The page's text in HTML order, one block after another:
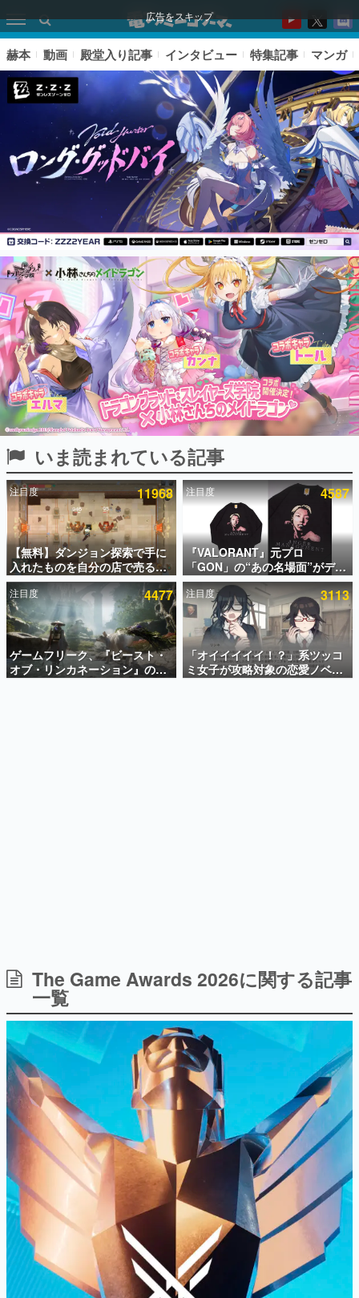
広告をスキップ
ピックアップ
電ファミのいま読まれている記事ランキング
アプリセール情報
インタビュー
連載・特集一覧
殿堂入り記事
SNS拡散数が数千以上！ ページビュー数万以上！ などな
ど。多くの人々に読まれた、電ファミ渾身の“殿堂入り”記
事をまとめました。
ゲームの企画書
名作ゲームクリエイターの方々に製作時のエピソードをお
聞きし、ヒットする企画（ゲーム）とは何か？を探ってい
きます。
赫本
この物語を解いてはいけない。『赫本』は、〈試験問題〉
の形をした短編ホラー小説集です。
新世代に訊く
これからのデジタルゲーム市場を担う若きクリエイター達
の姿を追い、彼らのルーツと情熱を探っていきます。
「経験値」「裏技」「ラスボス」… ゲームにまつわる言葉
の起源や用法の変遷を、コンピューター文化史研究家・タ
カテゴリ
特集記事
マンガ
女性向け
アプリレビュー
その他
電ファミニコゲーマーとは？
運営：株式会社マレ
赫本 動画 殿堂入り記事 インタビュー 特集記事 マンガ
いま読まれている記事
注目度 11968
【無料】ダンジョン探索で手に
入れたものを自分の店で売るゲ
ーム『Moonlighter』がSteam
にて無料配布中！続編
『Moonlighter 2』の9月2日正
式リリースを記念したキャンペ
ーン
注目度 4587
『VALORANT』元プロ
「GON」の“あの名場面”がデザ
インされた新作グッズが本日8月
5日より期間限定で発売。Tシャ
ツやコインケース、アクキーな
どが全品受注生産で登場、過去
に発売したグッズの再販も
注目度 4477
ゲームフリーク、『ビースト・
オブ・リンカネーション』の継
続的なアプデ方針を表明。ユー
注目度 3113
「オイイイイイ！？」系ツッコ
ミ女子が攻略対象の恋愛ノベル
ゲーム『美術部カノジョ』